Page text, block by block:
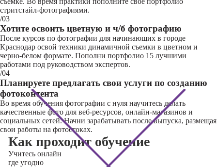
стритстайл-фотографиями.
/03
Хотите освоить цветную и ч/б фотографию
После курсов по фотографии для начинающих в городе
Краснодар освой техники динамичной съемки в цветном и
черно-белом формате. Пополни портфолио 15 лучшими
работами под руководством экспертов.
/04
Планируете предлагать свои услуги по созданию
фотоконтента
Во время обучения фотографии с нуля научитесь делать
качественные фото для веб-ресурсов, онлайн-магазинов и
социальных сетей. Начни зарабатывать после выпуска, размещая
свои работы на фотостоках.
Как проходит обучение
Учитесь онлайн
где угодно